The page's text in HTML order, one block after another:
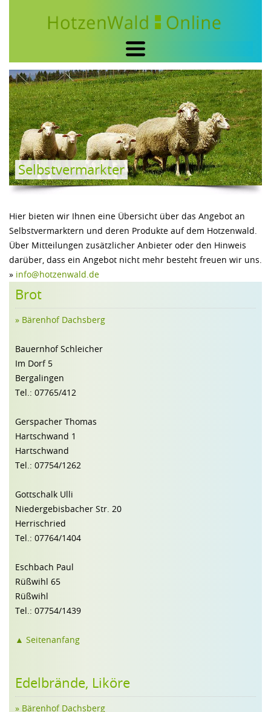
HOME
WEBCAMS
SELBSTVERMARKTER
DER HOTZENWALD
TOURISMUS
FREIZEIT
FAMILIE
GEWERBE
Selbstvermarkter
Hier bieten wir Ihnen eine Übersicht über das Angebot an
Selbstvermarktern und deren Produkte auf dem Hotzenwald.
Über Mitteilungen zusätzlicher Anbieter oder den Hinweis
darüber, dass ein Angebot nicht mehr besteht freuen wir uns.
» info@hotzenwald.de
Brot
» Bärenhof Dachsberg
Bauernhof Schleicher
Im Dorf 5
Bergalingen
Tel.: 07765/412
Gerspacher Thomas
Hartschwand 1
Hartschwand
Tel.: 07754/1262
Gottschalk Ulli
Niedergebisbacher Str. 20
Herrischried
Tel.: 07764/1404
Eschbach Paul
Rüßwihl 65
Rüßwihl
Tel.: 07754/1439
▲ Seitenanfang
Edelbrände, Liköre
» Bärenhof Dachsberg